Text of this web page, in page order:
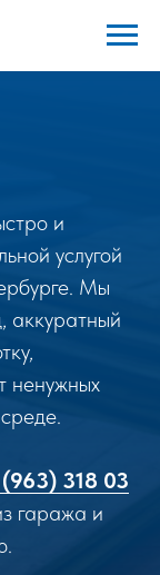
и
услугой
Мы
аккуратный
ненужных
(963) 318 03
гаража и